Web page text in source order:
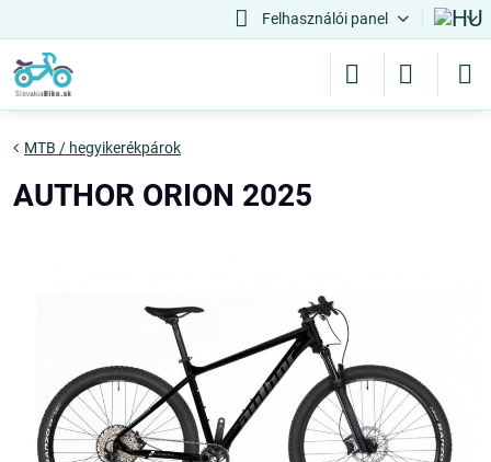
Felhasználói panel
MTB / hegyikerékpárok
AUTHOR ORION 2025